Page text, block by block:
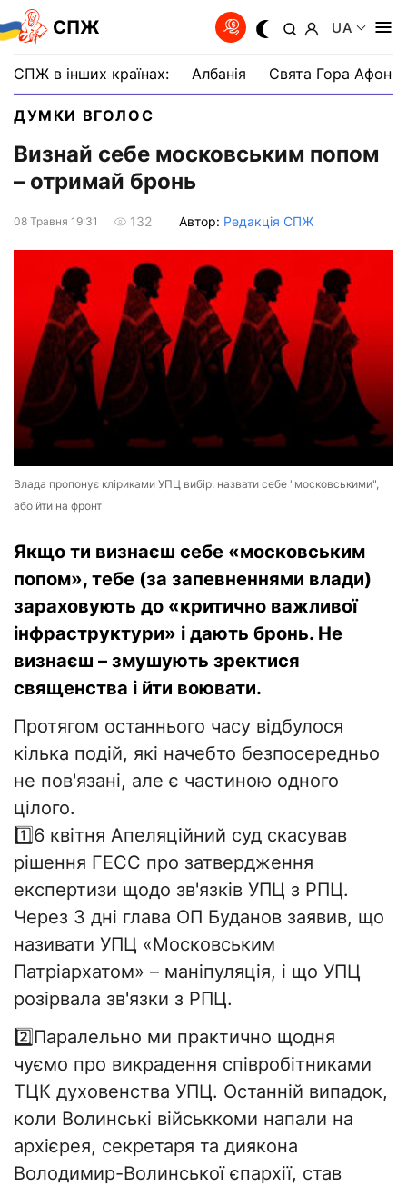
СПЖ UA
СПЖ в інших країнах: Албанія Свята Гора Афон
ДУМКИ ВГОЛОС
Визнай себе московським попом
– отримай бронь
08 Травня 19:31 132 Автор: Редакція СПЖ
Влада пропонує кліриками УПЦ вибір: назвати себе "московськими",
або йти на фронт
Якщо ти визнаєш себе «московським
попом», тебе (за запевненнями влади)
зараховують до «критично важливої
інфраструктури» і дають бронь. Не
визнаєш – змушують зректися
священства і йти воювати.
Протягом останнього часу відбулося
кілька подій, які начебто безпосередньо
не пов'язані, але є частиною одного
цілого.
1️⃣6 квітня Апеляційний суд скасував
рішення ГЕСС про затвердження
експертизи щодо зв'язків УПЦ з РПЦ.
Через 3 дні глава ОП Буданов заявив, що
називати УПЦ «Московським
Патріархатом» – маніпуляція, і що УПЦ
розірвала зв'язки з РПЦ.
2️⃣Паралельно ми практично щодня
чуємо про викрадення співробітниками
ТЦК духовенства УПЦ. Останній випадок,
коли Волинські військкоми напали на
архієрея, секретаря та диякона
Володимир-Волинської єпархії, став